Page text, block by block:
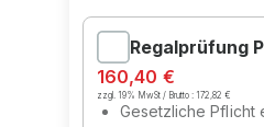
Regalprüfung
160,40 €
zzgl. 19% MwSt / Brutto :172,82 €
Gesetzliche Pflicht